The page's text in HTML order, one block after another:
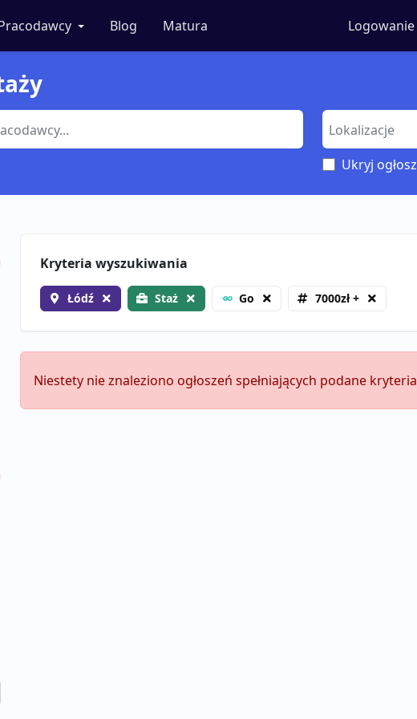
Blog Matura Logowanie
Ukryj
Kryteria wyszukiwania
Łódź Staż Go 7000zł +
Niestety nie znaleziono ogłoszeń spełniających podane